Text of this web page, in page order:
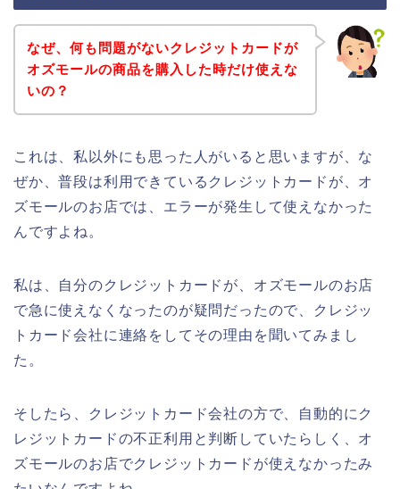
なぜ、何も問題がないクレジットカードが
オズモールの商品を購入した時だけ使えな
いの？
これは、私以外にも思った人がいると思いますが、な
ぜか、普段は利用できているクレジットカードが、オ
ズモールのお店では、エラーが発生して使えなかった
んですよね。
私は、自分のクレジットカードが、オズモールのお店
で急に使えなくなったのが疑問だったので、クレジッ
トカード会社に連絡をしてその理由を聞いてみまし
た。
そしたら、クレジットカード会社の方で、自動的にク
レジットカードの不正利用と判断していたらしく、オ
ズモールのお店でクレジットカードが使えなかったみ